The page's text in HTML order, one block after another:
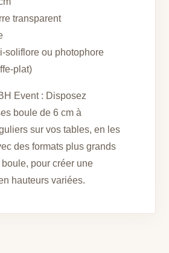
transparent
soliflore ou photophore
plat)
Event : Disposez
boule de 6 cm à
sur vos tables, en les
des formats plus grands
pour créer une
hauteurs variées.